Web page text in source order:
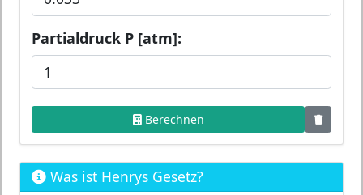
Partialdruck P [atm]:
Berechnen
Was ist Henrys Gesetz?